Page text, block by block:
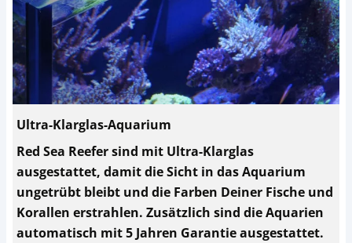
Ultra-Klarglas-Aquarium
Red Sea Reefer sind mit Ultra-Klarglas
ausgestattet, damit die Sicht in das Aquarium
ungetrübt bleibt und die Farben Deiner Fische und
Korallen erstrahlen. Zusätzlich sind die Aquarien
automatisch mit 5 Jahren Garantie ausgestattet.